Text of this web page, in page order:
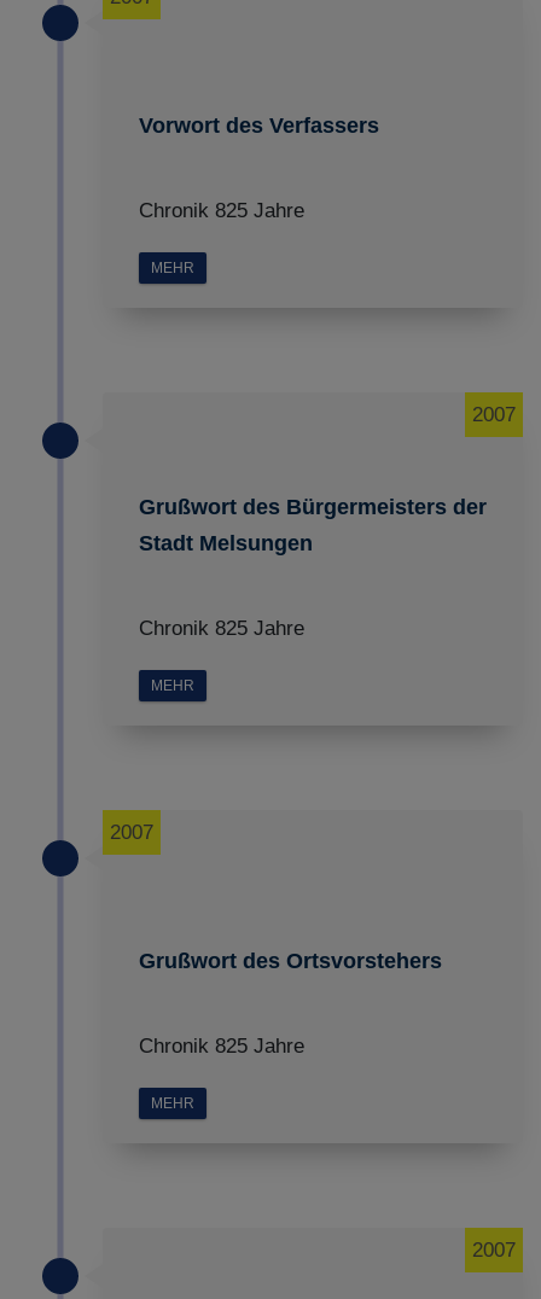
Vorwort des Verfassers
Chronik 825 Jahre
MEHR
Grußwort des Bürgermeisters der
Stadt Melsungen
2007
Chronik 825 Jahre
MEHR
Grußwort des Ortsvorstehers
2007
Chronik 825 Jahre
MEHR
2007